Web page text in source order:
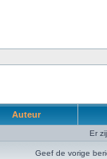
Auteur
Er
Geef de vorige